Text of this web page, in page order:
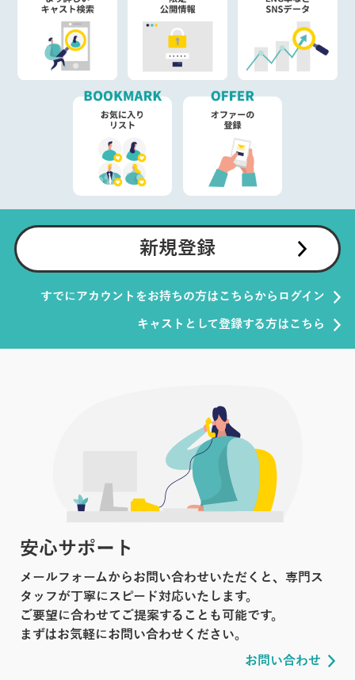
新規登録
すでにアカウントをお持ちの方はこちらからログイン
キャストとして登録する方はこちら
安心サポート
メールフォームからお問い合わせいただくと、専門ス
タッフが丁寧にスピード対応いたします。
ご要望に合わせてご提案することも可能です。
まずはお気軽にお問い合わせください。
お問い合わせ